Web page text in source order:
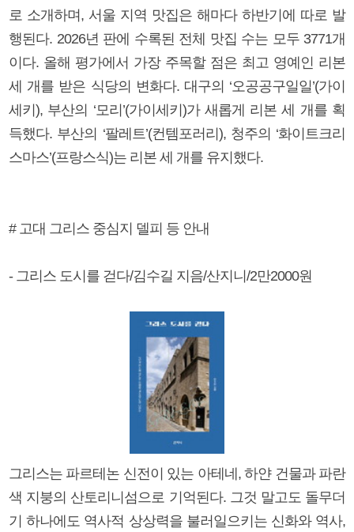
로 소개하며, 서울 지역 맛집은 해마다 하반기에 따로 발
행된다. 2026년 판에 수록된 전체 맛집 수는 모두 3771개
이다. 올해 평가에서 가장 주목할 점은 최고 영예인 리본
세 개를 받은 식당의 변화다. 대구의 ‘오공공구일일’(가이
세키), 부산의 ‘모리’(가이세키)가 새롭게 리본 세 개를 획
득했다. 부산의 ‘팔레트’(컨템포러리), 청주의 ‘화이트크리
스마스’(프랑스식)는 리본 세 개를 유지했다.
# 고대 그리스 중심지 델피 등 안내
- 그리스 도시를 걷다/김수길 지음/산지니/2만2000원
그리스는 파르테논 신전이 있는 아테네, 하얀 건물과 파란
색 지붕의 산토리니섬으로 기억된다. 그것 말고도 돌무더
기 하나에도 역사적 상상력을 불러일으키는 신화와 역사,